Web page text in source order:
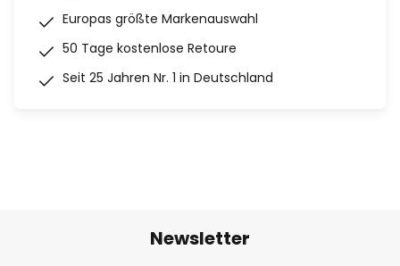
Europas größte Markenauswahl
50 Tage kostenlose Retoure
Seit 25 Jahren Nr. 1 in Deutschland
Newsletter